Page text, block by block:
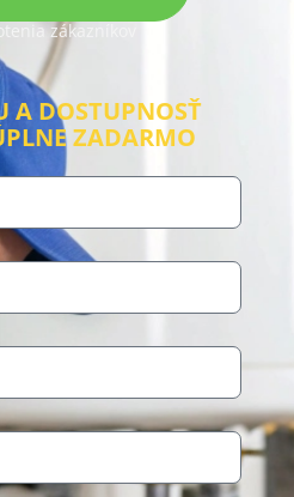
zákazníkov
A DOSTUPNOSŤ
ZADARMO